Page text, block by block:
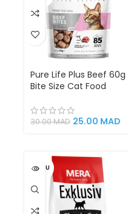
Pure Life Plus Beef 60g
Bite Size Cat Food
30.00MAD 25.00 MAD
VENDU